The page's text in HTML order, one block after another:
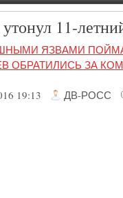
11-
ЯЗВАМИ
ОБРАТИЛИСЬ ЗА
19:13 ДВ-РОСС